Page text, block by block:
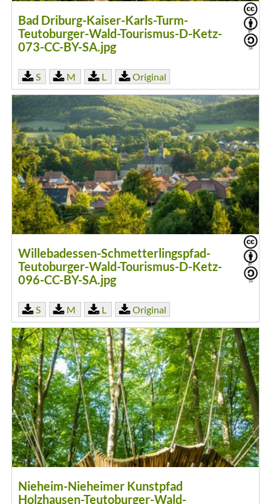
Bad Driburg-Kaiser-Karls-Turm-
Teutoburger-Wald-Tourismus-D-Ketz-
073-CC-BY-SA.jpg
S M L Original
Willebadessen-Schmetterlingspfad-
Teutoburger-Wald-Tourismus-D-Ketz-
096-CC-BY-SA.jpg
S M L Original
Nieheim-Nieheimer Kunstpfad
Holzhausen-Teutoburger-Wald-